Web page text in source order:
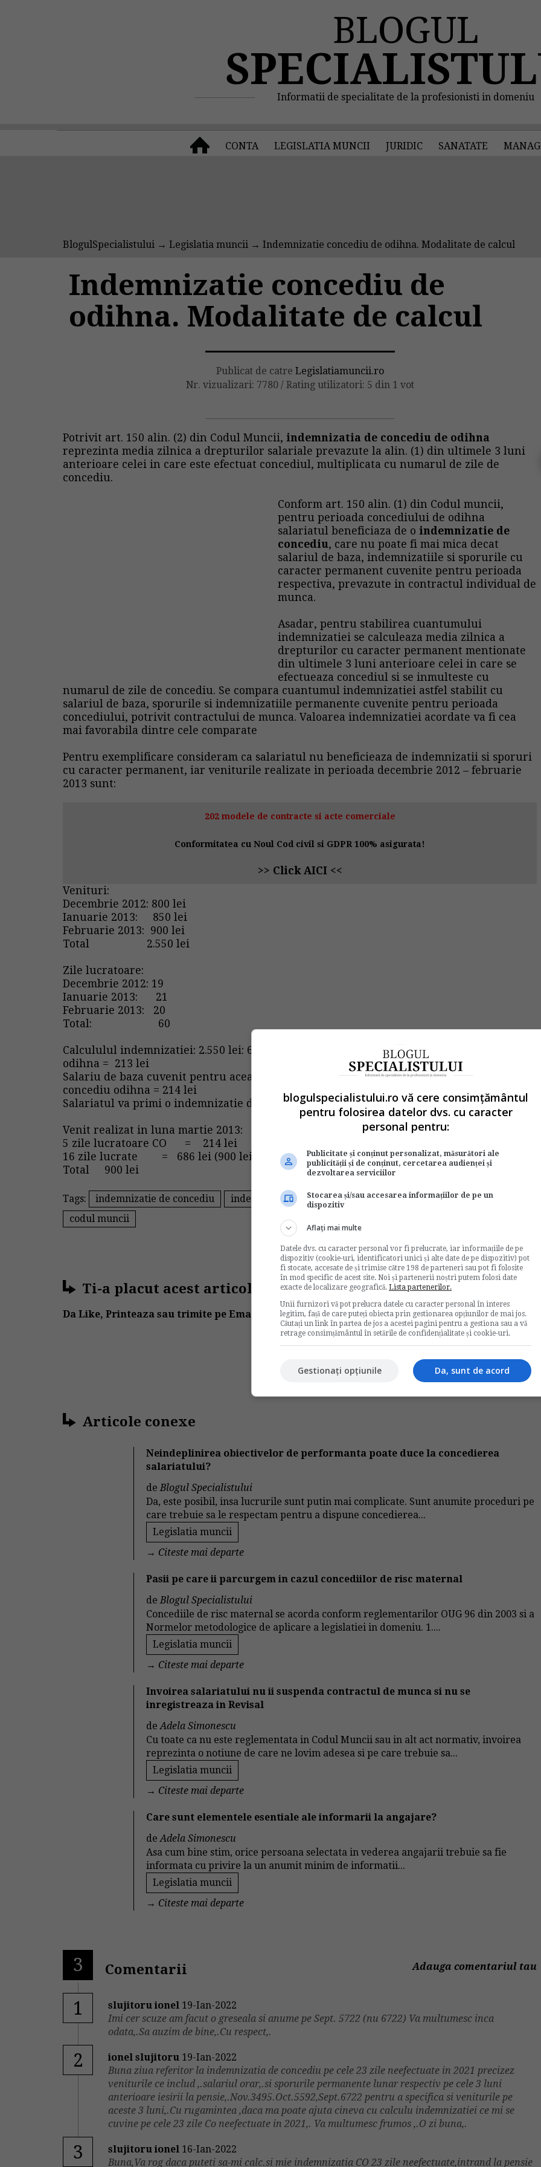
BLOGUL
Informatii de specialitate de la profesionisti in domeniu
CONTA LEGISLATIA MUNCII JURIDIC SANATATE
BlogulSpecialistului →Legislatia muncii → Indemnizatie concediu de odihna. Modalitate de calcul
Indemnizatie concediu de
odihna. Modalitate de calcul
Publicat de catre Legislatiamuncii.ro
Nr. vizualizari: 7780/ Rating utilizatori: 5 din 1 vot
Potrivit art. 150 alin. (2) din Codul Muncii, indemnizatia de concediu de odihna
reprezinta media zilnica a drepturilor salariale prevazute la alin. (1) din ultimele 3 luni
anterioare celei in care este efectuat concediul, multiplicata cu numarul de zile de
concediu.
Conform art. 150 alin. (1) din Codul muncii,
pentru perioada concediului de odihna
salariatul beneficiaza de o indemnizatie de
concediu, care nu poate fi mai mica decat
salariul de baza, indemnizatiile si sporurile cu
caracter permanent cuvenite pentru perioada
respectiva, prevazute in contractul individual de
munca.
Asadar, pentru stabilirea cuantumului
indemnizatiei se calculeaza media zilnica a
drepturilor cu caracter permanent mentionate
din ultimele 3 luni anterioare celei in care se
efectueaza concediul si se inmulteste cu
numarul de zile de concediu. Se compara cuantumul indemnizatiei astfel stabilit cu
salariul de baza, sporurile si indemnizatiile permanente cuvenite pentru perioada
concediului, potrivit contractului de munca. Valoarea indemnizatiei acordate va fi cea
mai favorabila dintre cele comparate
Pentru exemplificare consideram ca salariatul nu beneficieaza de indemnizatii si sporuri
cu caracter permanent, iar veniturile realizate in perioada decembrie 2012 – februarie
2013 sunt:
202 modele de contracte si acte comerciale
Conformitatea cu Noul Cod civil si GDPR 100% asigurata!
>> Click AICI<<
Venituri:
Decembrie 2012: 800 lei
Ianuarie 2013: 850 lei
Februarie 2013: 900 lei
Total 2.550 lei
Zile lucratoare:
Decembrie 2012: 19
Ianuarie 2013: 21
Februarie 2013: 20
Total: 60
Calcululul indemnizatiei: 2.550 lei: 60 zile lucratoare x 5 zile lucratoare concediu de
odihna = 213 lei
Salariu de baza cuvenit pentru aceasta perioada: 900 lei : 21 zile x 5 zile lucratoare
concediu odihna = 214 lei
Salariatul va primi o indemnizatie de concediu de 214 lei.
Venit realizat in luna martie 2013:
5 zile lucratoare CO = 214 lei
16 zile lucrate = 686 lei (900 lei : 21 zile x 16 zile)
Total 900 lei
Tags: indemnizatie de concediu indemnizatie concediu de odihna
concediu de odihna
codul muncii
Ti-a placut acest articol?
Da Like, Printeaza sau trimite pe Email!
Votati articolul
Rating:
Nota:5din1voturi
Articole conexe
Neindeplinirea obiectivelor de performanta poate duce la concedierea
salariatului?
deBlogul Specialistului
Da, este posibil, insa lucrurile sunt putin mai complicate. Sunt anumite proceduri pe
care trebuie sa le respectam pentru a dispune concedierea...
Legislatia muncii
→ Citeste mai departe
Pasii pe care ii parcurgem in cazul concediilor de risc maternal
deBlogul Specialistului
Concediile de risc maternal se acorda conform reglementarilor OUG 96 din 2003 si a
Normelor metodologice de aplicare a legislatiei in domeniu. 1....
Legislatia muncii
→ Citeste mai departe
Invoirea salariatului nu ii suspenda contractul de munca si nu se
inregistreaza in Revisal
deAdela Simonescu
Cu toate ca nu este reglementata in Codul Muncii sau in alt act normativ, invoirea
reprezinta o notiune de care ne lovim adesea si pe care trebuie sa...
Legislatia muncii
→ Citeste mai departe
Care sunt elementele esentiale ale informarii la angajare?
deAdela Simonescu
Asa cum bine stim, orice persoana selectata in vederea angajarii trebuie sa fie
informata cu privire la un anumit minim de informatii...
Legislatia muncii
→ Citeste mai departe
3 Comentarii Adauga comentariul tau
1 slujitoru ionel 19-Ian-2022
Imi cer scuze am facut o greseala si anume pe Sept. 5722 (nu 6722) Va multumesc inca
odata,.Sa auzim de bine,.Cu respect,.
2 ionel slujitoru 19-Ian-2022
Buna ziua referitor la indemnizatia de concediu pe cele 23 zile neefectuate in 2021 precizez
veniturile ce includ ,.salariul orar,.si sporurile permanente lunar respectiv pe cele 3 luni
anterioare iesirii la pensie,.Nov.3495.Oct.5592,Sept.6722 pentru a specifica si veniturile pe
aceste 3 luni,.Cu rugamintea ,daca ma poate ajuta cineva cu calculu indemnizatiei ce mi se
cuvine pe cele 23 zile Co neefectuate in 2021,. Va multumesc frumos ,.O zi buna,.
3 slujitoru ionel 16-Ian-2022
Buna,Va rog daca puteti sa-mi calc.si mie indemnizatia CO 23 zile neefectuate,intrand la pensie
blogulspecialistului.ro vă cere consimțământul
pentru folosirea datelor dvs. cu caracter
personal pentru:
Publicitate și conținut personalizat, măsurători ale
publicității și de conținut, cercetarea audienței și
dezvoltarea serviciilor
Stocarea și/sau accesarea informațiilor de pe un
dispozitiv
Aflați mai multe
Datele dvs. cu caracter personal vor fi prelucrate, iar informațiile de pe
dispozitiv (cookie-uri, identificatori unici și alte date de pe dispozitiv) pot
fi stocate, accesate de și trimise către 198 de parteneri sau pot fi folosite
în mod specific de acest site. Noi și partenerii noștri putem folosi date
exacte de localizare geografică. Lista partenerilor.
Unii furnizori vă pot prelucra datele cu caracter personal în interes
legitim, față de care puteți obiecta prin gestionarea opțiunilor de mai jos.
Căutați un link în partea de jos a acestei pagini pentru a gestiona sau a vă
retrage consimțământul în setările de confidențialitate și cookie-uri.
Da, sunt de acord
Gestionați opțiunile